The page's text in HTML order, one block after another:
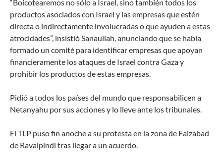
“Boicotearemos no sólo a Israel, sino también todos los
productos asociados con Israel y las empresas que estén
directa o indirectamente involucradas o que ayuden a estas
atrocidades”, insistió Sanaullah, anunciando que se había
formado un comité para identificar empresas que apoyan
financieramente los ataques de Israel contra Gaza y
prohibir los productos de estas empresas.
Pidió a todos los países del mundo que responsabilicen a
Netanyahu por sus acciones y lo lleve ante los tribunales.
El TLP puso fin anoche a su protesta en la zona de Faizabad
de Ravalpindi tras llegar a un acuerdo.